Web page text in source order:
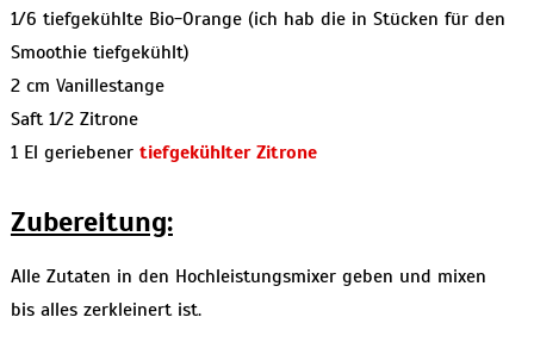
1/6 tiefgekühlte Bio-Orange (ich hab die in Stücken für den
Smoothie tiefgekühlt)
2 cm Vanillestange
Saft 1/2 Zitrone
1 El geriebener tiefgekühlter Zitrone
Zubereitung:
Alle Zutaten in den Hochleistungsmixer geben und mixen
bis alles zerkleinert ist.